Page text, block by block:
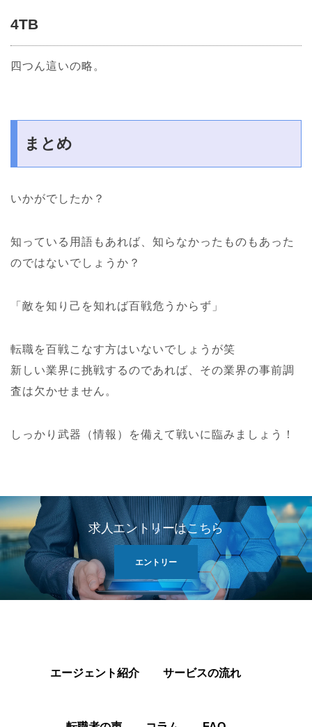
4TB
四つん這いの略。
まとめ
いかがでしたか？
知っている用語もあれば、知らなかったものもあった
のではないでしょうか？
「敵を知り己を知れば百戦危うからず」
転職を百戦こなす方はいないでしょうが笑
新しい業界に挑戦するのであれば、その業界の事前調
査は欠かせません。
しっかり武器（情報）を備えて戦いに臨みましょう！
求人エントリーはこちら
エントリー
エージェント紹介 サービスの流れ